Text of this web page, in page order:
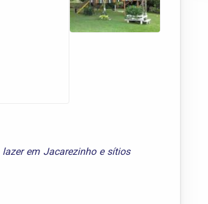
lazer em Jacarezinhoe sítios